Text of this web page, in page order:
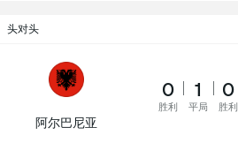
头对头
阿尔巴尼亚
0
胜利
1
平局
0
胜利